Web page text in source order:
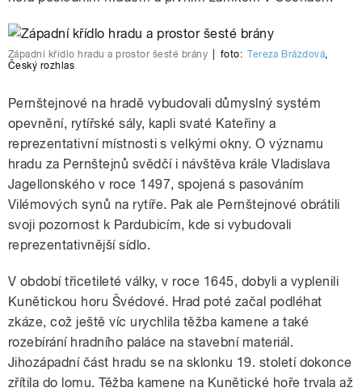
Západní křídlo hradu a prostor šesté brány foto: Tereza Brázdová,
Český rozhlas
Pernštejnové na hradě vybudovali důmyslný systém
opevnění, rytířské sály, kapli svaté Kateřiny a
reprezentativní místnosti s velkými okny. O významu
hradu za Pernštejnů svědčí i návštěva krále Vladislava
Jagellonského v roce 1497, spojená s pasováním
Vilémových synů na rytíře. Pak ale Pernštejnové obrátili
svoji pozornost k Pardubicím, kde si vybudovali
reprezentativnější sídlo.
V období třicetileté války, v roce 1645, dobyli a vyplenili
Kunětickou horu Švédové. Hrad poté začal podléhat
zkáze, což ještě víc urychlila těžba kamene a také
rozebírání hradního paláce na stavební materiál.
Jihozápadní část hradu se na sklonku 19. století dokonce
zřítila do lomu. Těžba kamene na Kunětické hoře trvala až